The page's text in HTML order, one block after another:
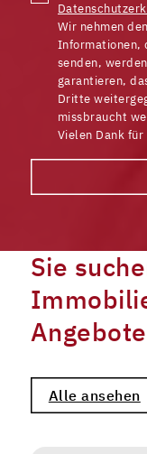
Wir nehmen
Informationen,
senden,
garantieren,
Dritte
missbraucht
Vielen Dank
Sie
Alle ansehen